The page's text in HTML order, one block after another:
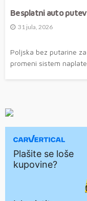
Besplatni auto
31 jula, 2026
Poljska bez putarine
promeni sistem